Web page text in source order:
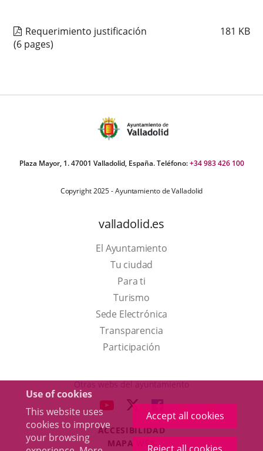
Use of cookies
This website uses
cookies to improve
your browsing
Accept all cookies
Requerimiento justificación 181 KB
(6 pages)
Plaza Mayor, 1. 47001 Valladolid, España. Teléfono:+34 983 426 100
Copyright 2025 - Ayuntamiento de Valladolid
valladolid.es
El Ayuntamiento
Tu ciudad
Para ti
TurismoThis
link
will
open
a
up
window.
Sede Electrónica
Transparencia
Participación
Otras webs del ayuntamiento
LINK
EXTERNAL
LINK
TO
EXTERNAL
LINK
TO
EXTERNAL
ACCESIBILIDAD
MAPA WEB